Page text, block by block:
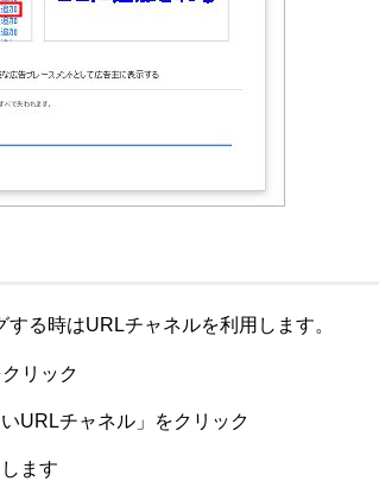
る時はURLチャネルを利用します。
リック
URLチャネル」をクリック
ます